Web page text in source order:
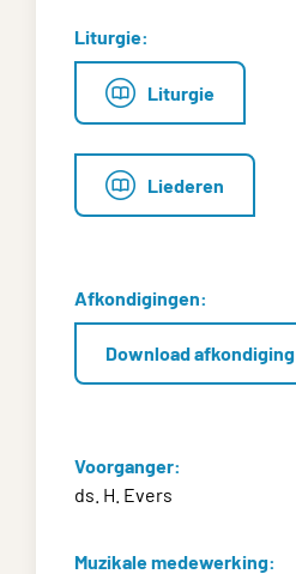
Liturgie:
Liturgie
Liederen
Afkondigingen:
Download afkondiging
Voorganger:
ds. H. Evers
Muzikale medewerking: